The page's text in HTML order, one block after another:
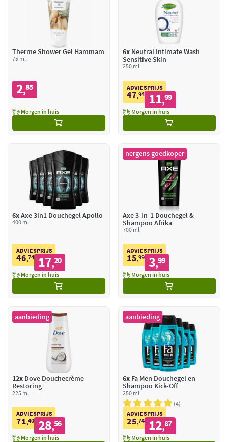
Therme Shower Gel Hammam
75 ml
2,85
Morgen in huis
6xNeutral Intimate Wash
Sensitive Skin
250 ml
ADVIESPRIJS
47,94 11,99
Morgen in huis
6xAxe 3in1 Douchegel Apollo
400 ml
ADVIESPRIJS
46,74 17,20
Morgen in huis
nergens goedkoper
Axe 3-in-1 Douchegel &
Shampoo Afrika
700 ml
ADVIESPRIJS
15,99 3,99
Morgen in huis
aanbieding
12x Dove Douchecrème
Restoring
225 ml
ADVIESPRIJS
71,40 28,56
Morgen in huis
aanbieding
6xFa Men Douchegel en
Shampoo Kick-Off
250 ml
4
ADVIESPRIJS
25,74 12,87
Morgen in huis